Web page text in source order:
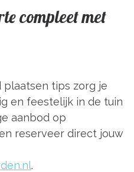
compleet met
tips zorg je
en feestelijk in de tuin
aanbod op
reserveer direct jouw
.